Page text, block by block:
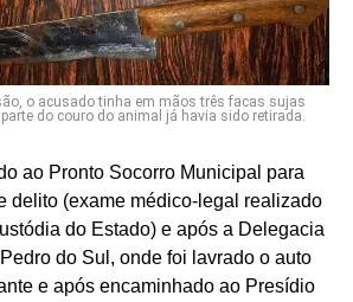
o acusado tinha em mãos três facas sujas
do couro do animal já havia sido retirada.
ao Pronto Socorro Municipal para
delito (exame médico-legal realizado
do Estado) e após a Delegacia
do Sul, onde foi lavrado o auto
e após encaminhado ao Presídio